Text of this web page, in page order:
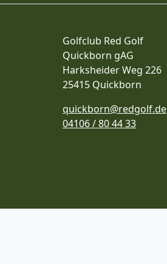
Golfclub Red Golf
Quickborn gAG
Harksheider Weg 226
25415 Quickborn
quickborn@redgolf.de
04106 / 80 44 33